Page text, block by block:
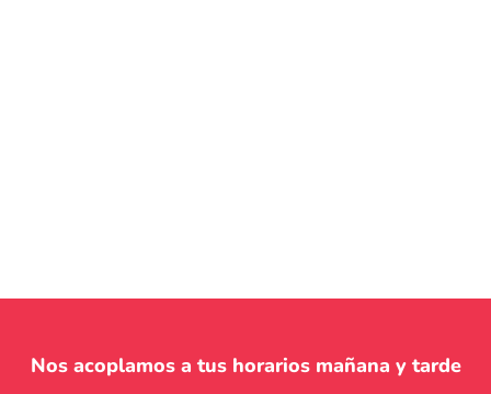
Nos acoplamos a tus horarios mañana y tarde